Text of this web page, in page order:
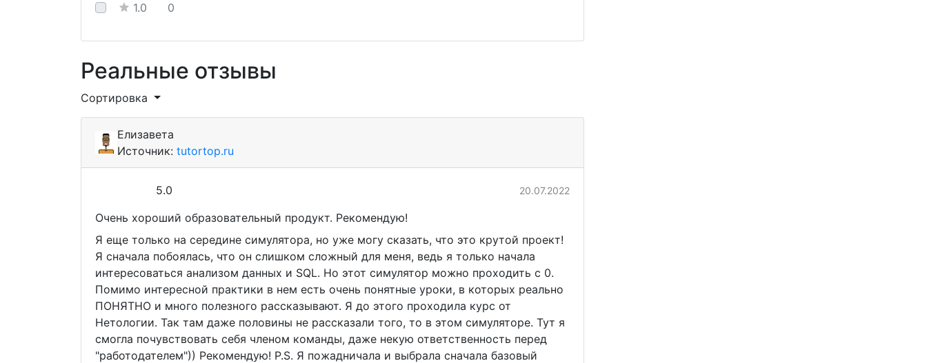
1.0
0
Реальные отзывы
Сортировка
Елизавета
Источник: tutortop.ru
5.0 20.07.2022
Очень хороший образовательный продукт. Рекомендую!
Я еще только на середине симулятора, но уже могу сказать, что это крутой проект!
Я сначала побоялась, что он слишком сложный для меня, ведь я только начала
интересоваться анализом данных и SQL. Но этот симулятор можно проходить с 0.
Помимо интересной практики в нем есть очень понятные уроки, в которых реально
ПОНЯТНО и много полезного рассказывают. Я до этого проходила курс от
Нетологии. Так там даже половины не рассказали того, то в этом симуляторе. Тут я
смогла почувствовать себя членом команды, даже некую ответственность перед
"работодателем")) Рекомендую! P.S. Я пожадничала и выбрала сначала базовый